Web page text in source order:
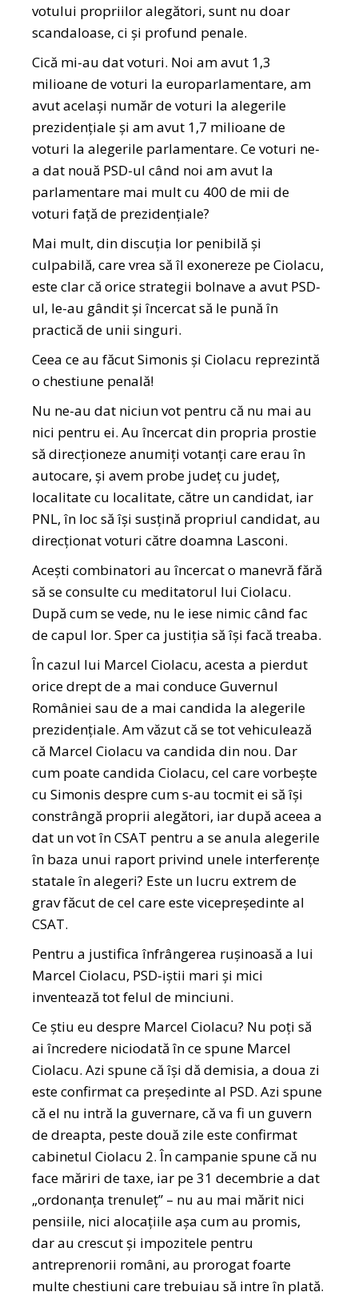
votului propriilor alegători, sunt nu doar
scandaloase, ci și profund penale.
Cică mi-au dat voturi. Noi am avut 1,3
milioane de voturi la europarlamentare, am
avut același număr de voturi la alegerile
prezidențiale și am avut 1,7 milioane de
voturi la alegerile parlamentare. Ce voturi ne-
a dat nouă PSD-ul când noi am avut la
parlamentare mai mult cu 400 de mii de
voturi față de prezidențiale?
Mai mult, din discuția lor penibilă și
culpabilă, care vrea să îl exonereze pe Ciolacu,
este clar că orice strategii bolnave a avut PSD-
ul, le-au gândit și încercat să le pună în
practică de unii singuri.
Ceea ce au făcut Simonis și Ciolacu reprezintă
o chestiune penală!
Nu ne-au dat niciun vot pentru că nu mai au
nici pentru ei. Au încercat din propria prostie
să direcționeze anumiți votanți care erau în
autocare, și avem probe județ cu județ,
localitate cu localitate, către un candidat, iar
PNL, în loc să își susțină propriul candidat, au
direcționat voturi către doamna Lasconi.
Acești combinatori au încercat o manevră fără
să se consulte cu meditatorul lui Ciolacu.
După cum se vede, nu le iese nimic când fac
de capul lor. Sper ca justiția să își facă treaba.
În cazul lui Marcel Ciolacu, acesta a pierdut
orice drept de a mai conduce Guvernul
României sau de a mai candida la alegerile
prezidențiale. Am văzut că se tot vehiculează
că Marcel Ciolacu va candida din nou. Dar
cum poate candida Ciolacu, cel care vorbește
cu Simonis despre cum s-au tocmit ei să își
constrângă proprii alegători, iar după aceea a
dat un vot în CSAT pentru a se anula alegerile
în baza unui raport privind unele interferențe
statale în alegeri? Este un lucru extrem de
grav făcut de cel care este vicepreședinte al
CSAT.
Pentru a justifica înfrângerea rușinoasă a lui
Marcel Ciolacu, PSD-iștii mari și mici
inventează tot felul de minciuni.
Ce știu eu despre Marcel Ciolacu? Nu poți să
ai încredere niciodată în ce spune Marcel
Ciolacu. Azi spune că își dă demisia, a doua zi
este confirmat ca președinte al PSD. Azi spune
că el nu intră la guvernare, că va fi un guvern
de dreapta, peste două zile este confirmat
cabinetul Ciolacu 2. În campanie spune că nu
face măriri de taxe, iar pe 31 decembrie a dat
„ordonanța trenuleț” – nu au mai mărit nici
pensiile, nici alocațiile așa cum au promis,
dar au crescut și impozitele pentru
antreprenorii români, au prorogat foarte
multe chestiuni care trebuiau să intre în plată.